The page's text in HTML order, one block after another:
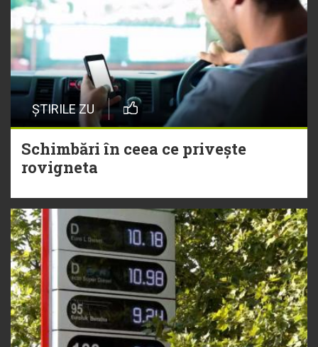
ȘTIRILE ZU
Schimbări în ceea ce privește
rovigneta